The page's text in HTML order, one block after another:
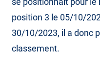
position 3 le 05/10/
30/10/2023, il a donc
classement.